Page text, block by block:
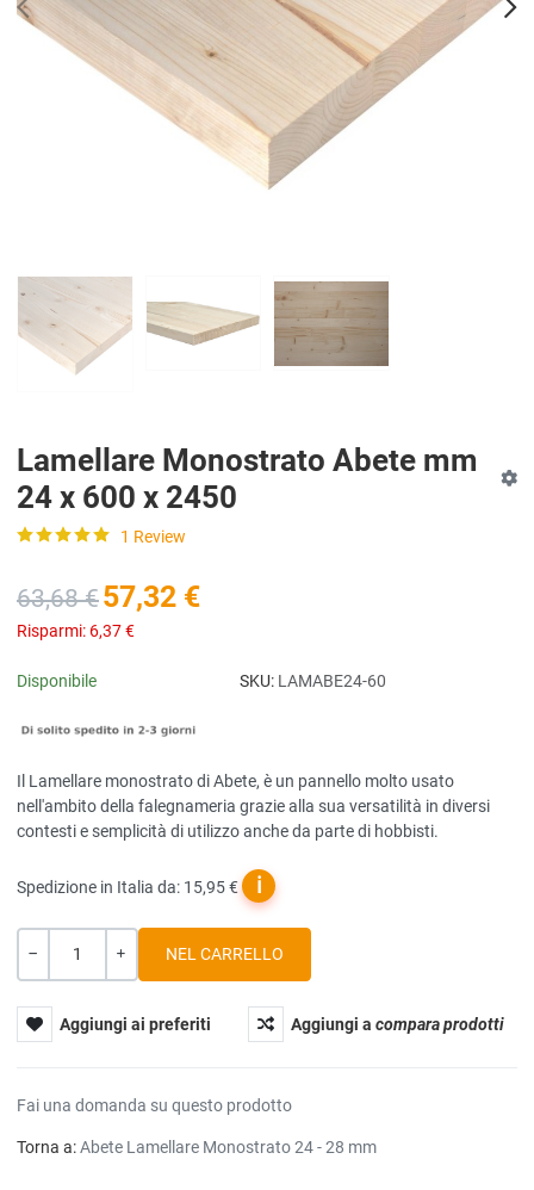
PREV
Lamellare Monostrato Abete mm
24 x 600 x 2450
1 Review
63,68 €57,32 €
Risparmi: 6,37 €
Disponibile SKU: LAMABE24-60
Il Lamellare monostrato di Abete, è un pannello molto usato
nell'ambito della falegnameria grazie alla sua versatilità in diversi
contesti e semplicità di utilizzo anche da parte di hobbisti.
Spedizione in Italia da: 15,95 € ℹ
Quantità
Aggiungi ai preferiti Aggiungi acompara prodotti
Fai una domanda su questo prodotto
Torna a:Abete Lamellare Monostrato 24 - 28 mm